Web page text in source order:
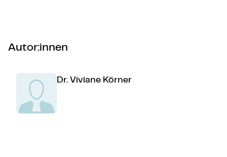
Autor:innen
Dr. Viviane Körner